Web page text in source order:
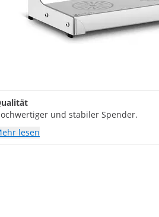
und stabiler Spender.
lesen